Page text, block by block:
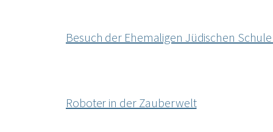
Besuch der Ehemaligen Jüdischen
Roboter in der Zauberwelt